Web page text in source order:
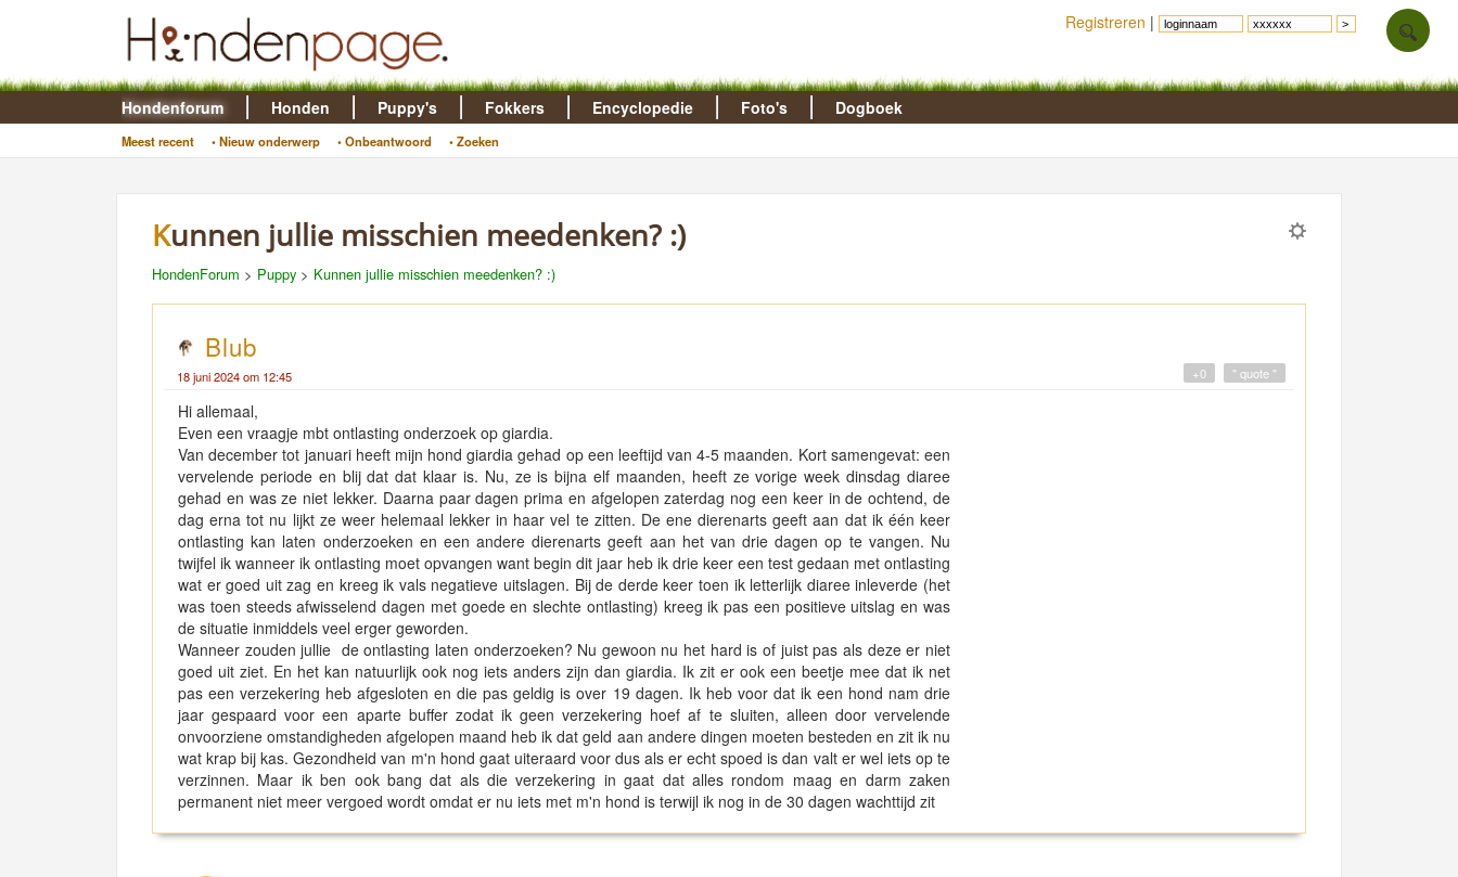
Hondenforum
Meest recent • Nieuw onderwerp • Onbeantwoord • Zoeken
Honden Puppy's Fokkers Encyclopedie Foto's Dogboek
Kunnen jullie misschien meedenken? :)
HondenForum > Puppy > Kunnen jullie misschien meedenken? :)
Blub
18 juni 2024 om 12:45 " quote "
+0
Hi allemaal,
Even een vraagje mbt ontlasting onderzoek op giardia.
Van december tot januari heeft mijn hond giardia gehad op een leeftijd van 4-5 maanden. Kort samengevat: een
vervelende periode en blij dat dat klaar is. Nu, ze is bijna elf maanden, heeft ze vorige week dinsdag diaree
gehad en was ze niet lekker. Daarna paar dagen prima en afgelopen zaterdag nog een keer in de ochtend, de
dag erna tot nu lijkt ze weer helemaal lekker in haar vel te zitten. De ene dierenarts geeft aan dat ik één keer
ontlasting kan laten onderzoeken en een andere dierenarts geeft aan het van drie dagen op te vangen. Nu
twijfel ik wanneer ik ontlasting moet opvangen want begin dit jaar heb ik drie keer een test gedaan met ontlasting
wat er goed uit zag en kreeg ik vals negatieve uitslagen. Bij de derde keer toen ik letterlijk diaree inleverde (het
was toen steeds afwisselend dagen met goede en slechte ontlasting) kreeg ik pas een positieve uitslag en was
de situatie inmiddels veel erger geworden.
Wanneer zouden jullie de ontlasting laten onderzoeken? Nu gewoon nu het hard is of juist pas als deze er niet
goed uit ziet. En het kan natuurlijk ook nog iets anders zijn dan giardia. Ik zit er ook een beetje mee dat ik net
pas een verzekering heb afgesloten en die pas geldig is over 19 dagen. Ik heb voor dat ik een hond nam drie
jaar gespaard voor een aparte buffer zodat ik geen verzekering hoef af te sluiten, alleen door vervelende
onvoorziene omstandigheden afgelopen maand heb ik dat geld aan andere dingen moeten besteden en zit ik nu
wat krap bij kas. Gezondheid van m'n hond gaat uiteraard voor dus als er echt spoed is dan valt er wel iets op te
verzinnen. Maar ik ben ook bang dat als die verzekering in gaat dat alles rondom maag en darm zaken
permanent niet meer vergoed wordt omdat er nu iets met m'n hond is terwijl ik nog in de 30 dagen wachttijd zit
Registreren |